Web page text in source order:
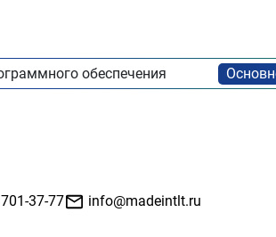
обеспечения
37-77
info@madeintlt.ru